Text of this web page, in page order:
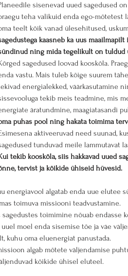
sisenevad uued sagedused
teha valikuid enda ego-mõtetest
teelt kõik vanad ülesehitused,
kaasneb ka uus
ning mida tegelikult on tuldud
sagedused loovad kooskõla.
vastu. Mais tuleb kõige suurem
energialekked, väärkasutamine
tekib meis teadmine, mis
äratundmine, maagiatasandi
puhas pool ning hakata toimima
aktiveeruvad need suunad,
tunduvad meile lammutavat
tekib kooskõla, siis hakkavad uued
tervist ja kõikide ühiseid hüvesid.
energiavool algatab enda uue elutee
toimuva missiooni teadvustamine.
sagedustes toimimine nõuab endasse
uuel moel enda sisemise tõe ja väe
kuhu oma eluenergiat panustada.
algab mõtete väljendamise
kõikide ühisel eluteel.